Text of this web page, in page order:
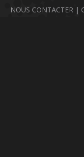
NOUS CONTACTER|